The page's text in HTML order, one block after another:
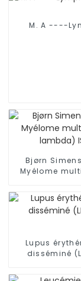
M. A ----
Bjørn
Myélome
Lupus
disséminé